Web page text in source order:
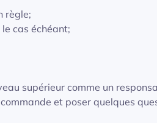
règle;
cas échéant;
supérieur comme un
et poser quelques